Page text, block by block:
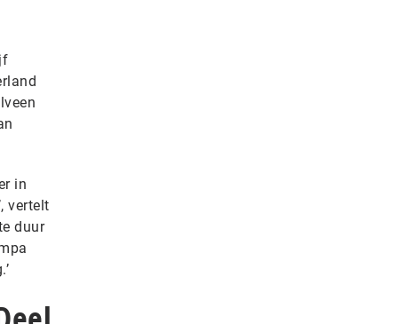
in
vertelt
duur